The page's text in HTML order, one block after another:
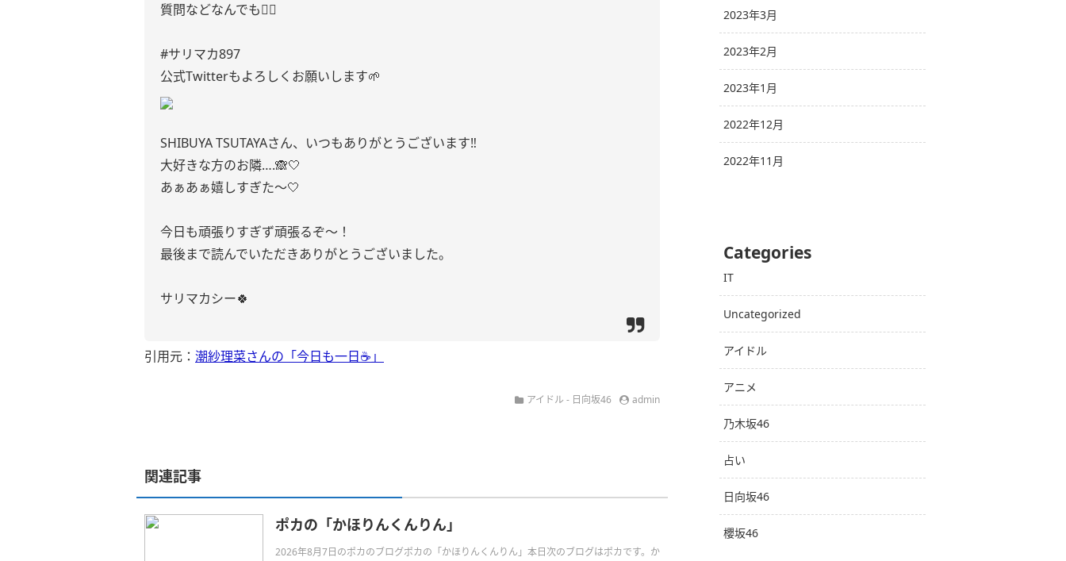
質問などなんでも🙆‍♀️
#サリマカ897
公式Twitterもよろしくお願いします🌱
SHIBUYA TSUTAYAさん、いつもありがとうございます‼︎
大好きな方のお隣….🙈🤍
あぁあぁ嬉しすぎた〜🤍
今日も頑張りすぎず頑張るぞ〜！
最後まで読んでいただきありがとうございました。
サリマカシー🍀
引用元： 潮紗理菜さんの「今日も一日☕️」
アイドル - 日向坂46 admin
関連記事
ポカの「かほりんくんりん」
2026年8月7日のポカのブログポカの「かほりんくんりん」本日次のブログはポカです。か
2023年3月
2023年2月
2023年1月
2022年12月
2022年11月
Categories
IT
Uncategorized
アイドル
アニメ
乃木坂46
占い
日向坂46
櫻坂46